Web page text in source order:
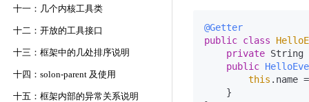
十一：几个内核工具类
十二：开放的工具接口
十三：框架中的几处排序说明
十四：solon-parent 及使用
十五：框架内部的异常关系说明
@Getter
public class
private String
public
this .name
    }